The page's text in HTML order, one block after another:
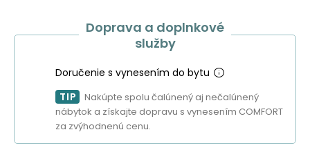
Doprava a doplnkové
služby
Doručenie s vynesením do bytu
TIP
Nakúpte spolu čalúnený aj nečalúnený
nábytok a získajte dopravu s vynesením COMFORT
za zvýhodnenú cenu.